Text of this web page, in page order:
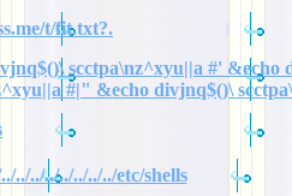
t/fit.txt?.
scctpa\nz^xyu||a #' &echo
#|" &echo divjnq$()\
../../../../../../../etc/shells